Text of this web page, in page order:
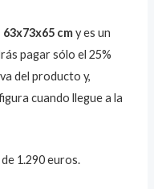
cmy es un
pagar sólo el 25%
del producto y,
cuando llegue a la
1.290 euros.